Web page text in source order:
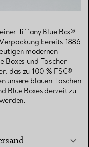
Tiffany Blue Box®
bereits 1886
modernen
Boxes und Taschen
das zu 100 % FSC®-
unsere blauen Taschen
Blue Boxes derzeit zu